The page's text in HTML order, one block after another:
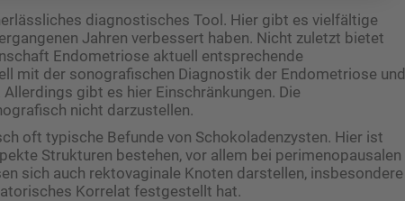
diagnostisches Tool. Hier gibt es vielfältige
Jahren verbessert haben. Nicht zuletzt bietet
Endometriose aktuell entsprechende
mit der sonografischen Diagnostik der Endometriose und
gibt es hier Einschränkungen. Die
nicht darzustellen.
oft typische Befunde von Schokoladenzysten. Hier ist
Strukturen bestehen, vor allem bei perimenopausalen
sich auch rektovaginale Knoten darstellen, insbesondere
Korrelat festgestellt hat.